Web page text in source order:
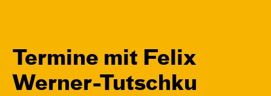
Termine mit Felix
Werner-Tutschku